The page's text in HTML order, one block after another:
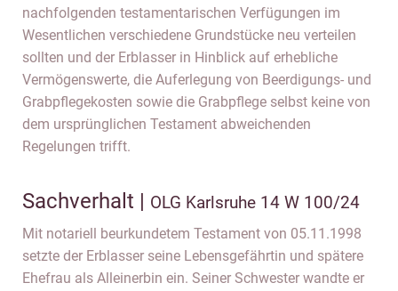
nachfolgenden testamentarischen Verfügungen im
Wesentlichen verschiedene Grundstücke neu verteilen
sollten und der Erblasser in Hinblick auf erhebliche
Vermögenswerte, die Auferlegung von Beerdigungs- und
Grabpflegekosten sowie die Grabpflege selbst keine von
dem ursprünglichen Testament abweichenden
Regelungen trifft.
Sachverhalt | OLG Karlsruhe 14 W 100/24
Mit notariell beurkundetem Testament von 05.11.1998
setzte der Erblasser seine Lebensgefährtin und spätere
Ehefrau als Alleinerbin ein. Seiner Schwester wandte er